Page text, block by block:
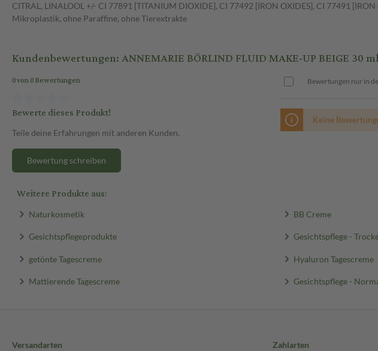
CITRAL, LINALOOL +/- CI 77891 [TITANIUM DIOXIDE], CI 77492 [IRON OXIDES], CI 77491
Mikroplastik, ohne Paraffine, ohne Tierextrakte
Kundenbewertungen: ANNEMARIE BÖRLIND FLUID MAKE-UP BEIGE 30
0 von 0 Bewertungen
Bewerte dieses Produkt!
Teile deine Erfahrungen mit anderen Kunden.
Bewertung schreiben
Bewertungen nur in
Keine
Weitere Produkte aus:
Naturkosmetik BB Creme
Gesichtspflegeprodukte Gesichtspflege -
getönte Tagescreme Hyaluron Tagescreme
Mattierende Tagescreme Gesichtspflege -
Versandarten
Zahlarten